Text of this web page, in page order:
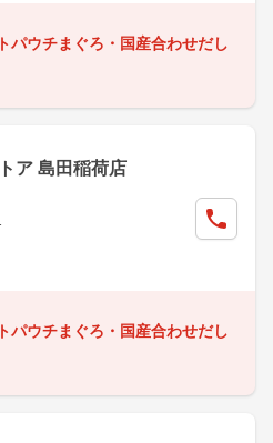
パウチまぐろ・国産合わせだし
ア 島田稲荷店
パウチまぐろ・国産合わせだし